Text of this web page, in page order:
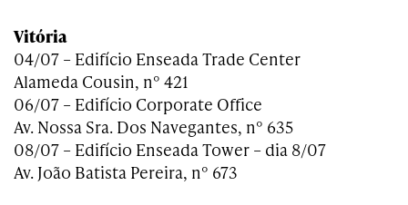
Vitória
04/07 – Edifício Enseada Trade Center
Alameda Cousin, n° 421
06/07 – Edifício Corporate Office
Av. Nossa Sra. Dos Navegantes, n° 635
08/07 – Edifício Enseada Tower – dia 8/07
Av. João Batista Pereira, n° 673